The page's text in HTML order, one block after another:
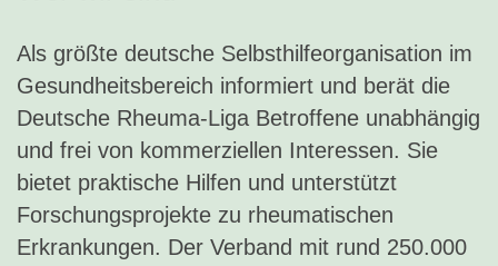
Als größte deutsche Selbsthilfeorganisation im
Gesundheitsbereich informiert und berät die
Deutsche Rheuma-Liga Betroffene unabhängig
und frei von kommerziellen Interessen. Sie
bietet praktische Hilfen und unterstützt
Forschungsprojekte zu rheumatischen
Erkrankungen. Der Verband mit rund 250.000